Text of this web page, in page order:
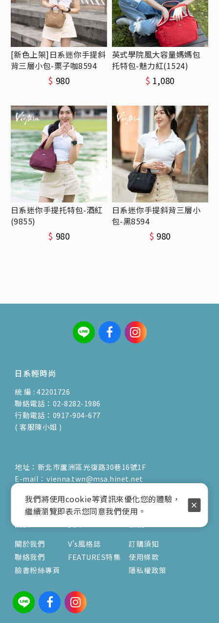
[新色上架]日系迷你手提斜
背三層小包-栗子咖8594
$ 980
英式學院風大容量媽媽包
托特包-魅力紅(1524)
$ 1,080
日系迷你手提托特包-酒紅
(9855)
$ 980
日系迷你手提斜背三層小
包-黑8594
$ 980
日系輕時尚
統 編 : 42201726
聯絡電話：02-8282-1986
行動電話：0917-904-677
( 客服陳小姐 )
地址：新北市蘆洲區光復路30巷16號1F
E-mail：vienna.twn@msa.hinet.net
( 公休日詳見臉書粉專置頂文 )
關於
關於我們
聯絡我們
臉書粉絲專頁
V's風格誌
FEATURES特集
訂購須知
使用條款
隱私權政策
我們將使用cookie等資訊來優化您的體驗，
繼續瀏覽即表示您同意我們使用。